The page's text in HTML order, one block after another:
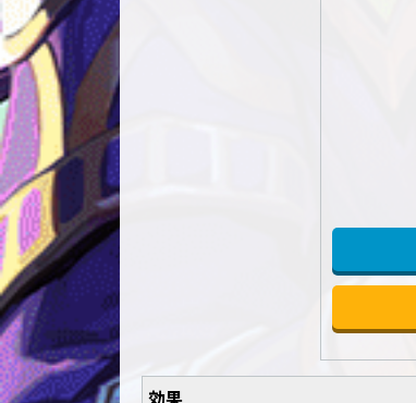
効果